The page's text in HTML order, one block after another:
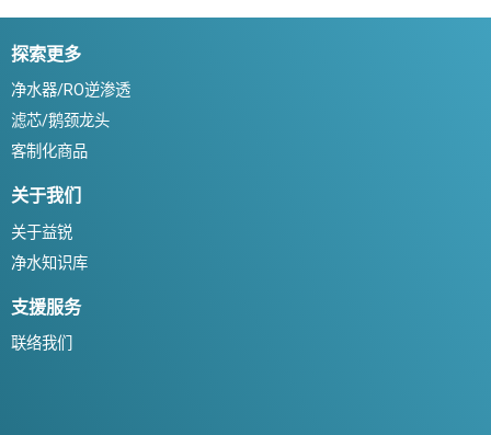
探索更多
净水器/RO逆渗透
滤芯/鹅颈龙头
客制化商品
关于我们
关于益锐
净水知识库
支援服务
联络我们